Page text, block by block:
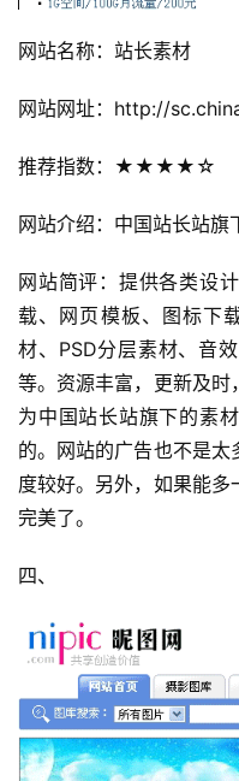
首
讯
教
程
网站名称：站长素材
网站网址：http://
推荐指数：★★★★☆
网站介绍：中国站长站旗
网站简评：提供各类设
载、网页模板、图标下载
材、PSD分层素材、音
等。资源丰富，更新及
为中国站长站旗下的素
的。网站的广告也不是
度较好。另外，如果能
完美了。
四、